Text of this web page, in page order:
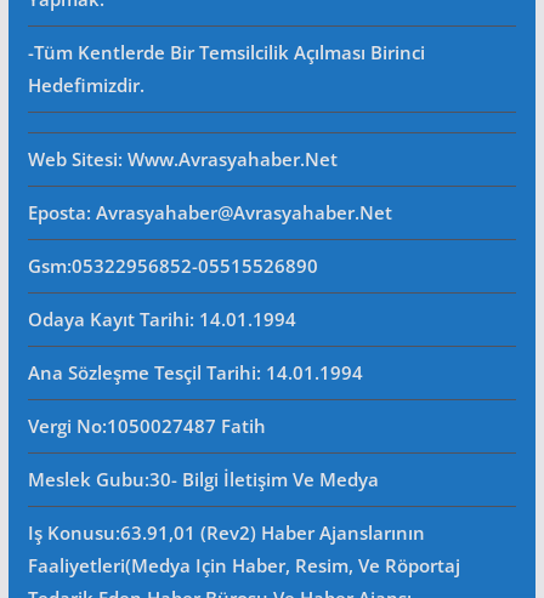
-Tüm Kentlerde Bir Temsilcilik Açılması Birinci
Hedefimizdir.
Web Sitesi: Www.avrasyahaber.net
Eposta: Avrasyahaber@avrasyahaber.net
Gsm:05322956852-05515526890
Odaya Kayıt Tarihi: 14.01.1994
Ana Sözleşme Tesçil Tarihi: 14.01.1994
Vergi No:1050027487 Fatih
Meslek Gubu:30- Bilgi İletişim Ve Medya
Iş Konusu:63.91,01 (Rev2) Haber Ajanslarının
Faaliyetleri(Medya Için Haber, Resim, Ve Röportaj